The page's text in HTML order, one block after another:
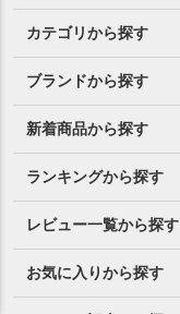
カテゴリから探す
ブランドから探す
新着商品から探す
ランキングから探す
レビュー一覧から探す
お気に入りから探す